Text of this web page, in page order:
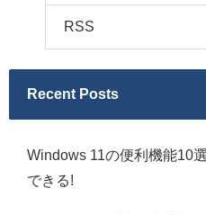
RSS
Recent Posts
Windows 11の便利機能10
できる!